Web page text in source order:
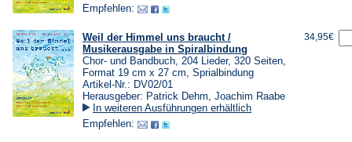
Empfehlen:
Weil der Himmel uns braucht /
Musikerausgabe in Spiralbindung
Chor- und Bandbuch, 204 Lieder, 320 Seiten,
Format 19 cm x 27 cm, Sprialbindung
Artikel-Nr.: DV02/01
Herausgeber: Patrick Dehm, Joachim Raabe
In weiteren Ausführungen erhältlich
Empfehlen:
34,95€